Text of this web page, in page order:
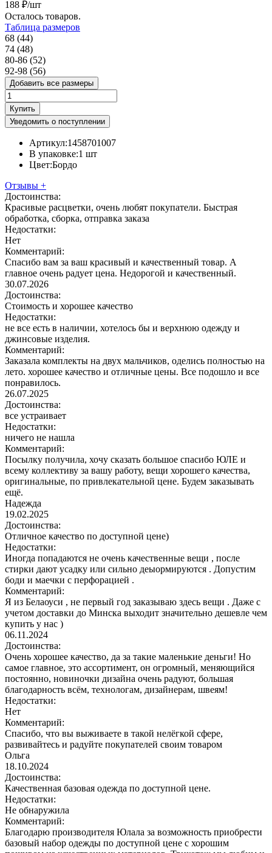
188 ₽/шт
Осталось товаров.
Таблица размеров
68 (44)
74 (48)
80-86 (52)
92-98 (56)
Добавить все размеры
Купить
Уведомить о поступлении
Артикул:1458701007
В упаковке:1 шт
Цвет:Бордо
Отзывы +
Достоинства:
Красивые расцветки, очень любят покупатели. Быстрая
обработка, сборка, отправка заказа
Недостатки:
Нет
Комментарий:
Спасибо вам за ваш красивый и качественный товар. А
главное очень радует цена. Недорогой и качественный.
30.07.2026
Достоинства:
Стоимость и хорошее качество
Недостатки:
не все есть в наличии, хотелось бы и верхнюю одежду и
джинсовые изделия.
Комментарий:
Заказала комплекты на двух мальчиков, оделись полностью на
лето. хорошее качество и отличные цены. Все подошло и все
понравилось.
26.07.2025
Достоинства:
все устраивает
Недостатки:
ничего не нашла
Комментарий:
Посылку получила, хочу сказать большое спасибо ЮЛЕ и
всему коллективу за вашу работу, вещи хорошего качества,
оригинальные, по привлекательной цене. Будем заказывать
ещё.
Надежда
19.02.2025
Достоинства:
Отличное качество по доступной цене)
Недостатки:
Иногда попадаются не очень качественные вещи , после
стирки дают усадку или сильно деыормируются . Допустим
боди и маечки с перфорацией .
Комментарий:
Я из Белаоуси , не первый год заказываю здесь вещи . Даже с
учетом доставки до Минска выходит значительно дешевле чем
купить у нас )
06.11.2024
Достоинства:
Очень хорошее качество, да за такие маленькие деньги! Но
самое главное, это ассортимент, он огромный, меняющийся
постоянно, новиночки дизайна очень радуют, большая
благодарность всём, технологам, дизайнерам, швеям!
Недостатки:
Нет
Комментарий:
Спасибо, что вы выживаете в такой нелёгкой сфере,
развивайтесь и радуйте покупателей своим товаром
Ольга
18.10.2024
Достоинства:
Качественная базовая одежда по доступной цене.
Недостатки:
Не обнаружила
Комментарий:
Благодарю производителя Юлала за возможность приобрести
базовый набор одежды по доступной цене с хорошим